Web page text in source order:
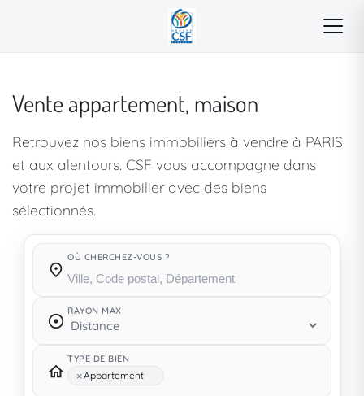
Vente appartement, maison
Retrouvez nos biens immobiliers à vendre à PARIS
et aux alentours. CSF vous accompagne dans
votre projet immobilier avec des biens
sélectionnés.
OÙ CHERCHEZ-VOUS ?
RAYON MAX
TYPE DE BIEN
×Appartement